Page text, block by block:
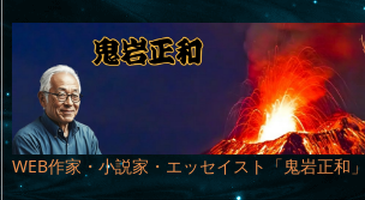
WEB作家・小説家・エッセイスト「鬼岩正和」